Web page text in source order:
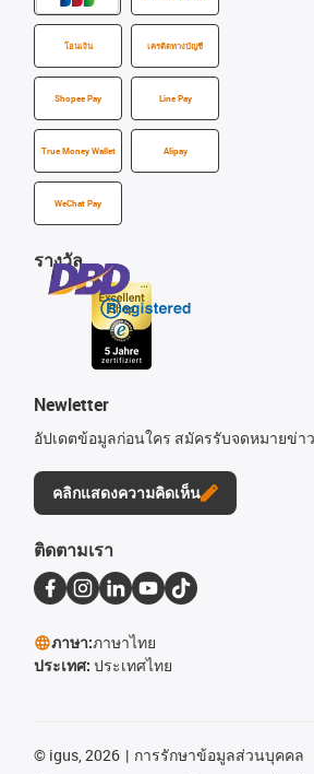
โอนเงิน เครดิตทางบัญชี
Shopee Pay Line Pay
True Money Wallet Alipay
WeChat Pay
รางวัล
Newletter
อัปเดตข้อมูลก่อนใคร สมัครรับจดหมายข่า
คลิกแสดงความคิดเห็น
ติดตามเรา
ภาษา:ภาษาไทย
ประเทศ: ประเทศไทย
© igus, 2026 การรักษาข้อมูลส่วนบุคคล